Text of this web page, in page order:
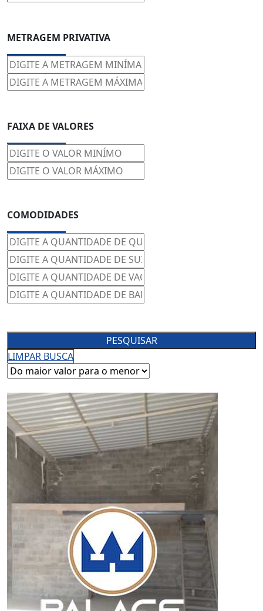
METRAGEM PRIVATIVA
FAIXA DE VALORES
COMODIDADES
PESQUISAR
LIMPAR BUSCA